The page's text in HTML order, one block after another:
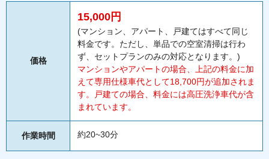
価格
15,000円
(マンション、アパート、戸建てはすべて同じ
料金です。ただし、単品での空室清掃は行わ
ず、セットプランのみの対応となります。)
マンションやアパートの場合、上記の料金に加
えて専用仕様車代として18,700円が追加されま
す。戸建ての場合、料金には高圧洗浄車代が含
まれています。
作業時間 約20~30分